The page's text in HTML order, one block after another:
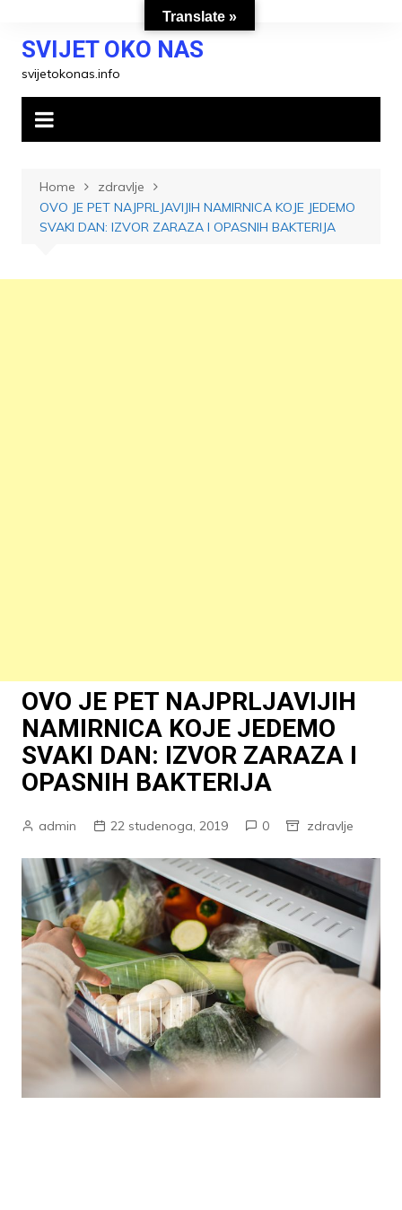
contentSVIJET OKO NAS
svijetokonas.info
Home
zdravlje
OVO JE PET NAJPRLJAVIJIH NAMIRNICA KOJE JEDEMO
SVAKI DAN: IZVOR ZARAZA I OPASNIH BAKTERIJA
OVO JE PET NAJPRLJAVIJIH
NAMIRNICA KOJE JEDEMO
SVAKI DAN: IZVOR ZARAZA I
OPASNIH BAKTERIJA
admin 22 studenoga, 2019 0 zdravlje
Translate »